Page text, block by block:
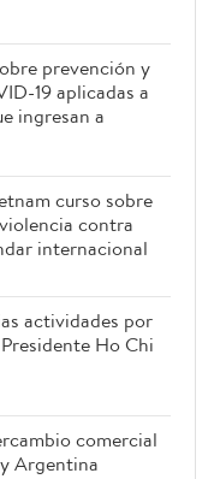
prevención y
19 aplicadas a
ingresan a
curso sobre
contra
internacional
actividades por
Ho Chi
comercial
Argentina